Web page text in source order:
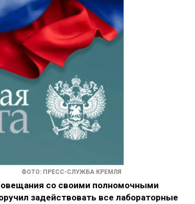
ФОТО: ПРЕСС-СЛУЖБА КРЕМЛЯ
со своими полномочными
задействовать все лабораторные